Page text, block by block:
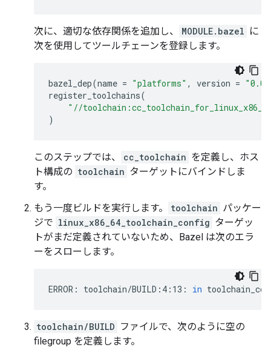
次に、適切な依存関係を追加し、 MODULE.bazel に
次を使用してツールチェーンを登録します。
bazel_dep(name = "platforms" , version =
register_toolchains(
"//
)
このステップでは、 cc_toolchain を定義し、ホス
ト構成の toolchain ターゲットにバインドしま
す。
もう一度ビルドを実行します。
toolchain パッケー
ジで linux_x86_64_toolchain_config ターゲッ
トがまだ定義されていないため、Bazel は次のエラ
ーをスローします。
ERROR: toolchain/BUILD:4:13: in
toolchain/BUILD ファイルで、次のように空の
filegroup を定義します。